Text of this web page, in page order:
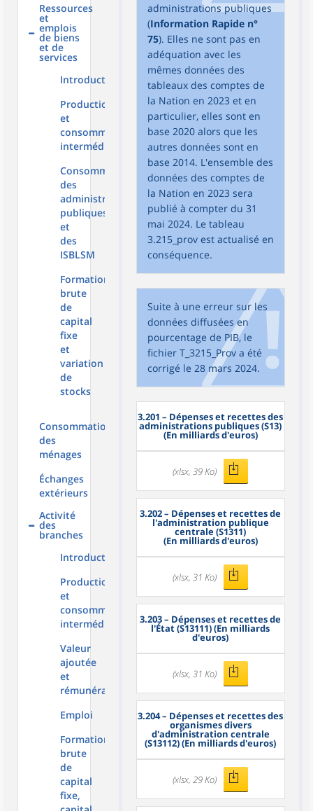
Ressources
et
emplois
de biens
et de
services
Introduction
Production
et
consommation
intermédiaire
Consommation
des
administrations
publiques
et
des
ISBLSM
Formation
brute
de
capital
fixe
et
variation
de
stocks
Consommation
des
ménages
Échanges
extérieurs
Activité
des
branches
Introduction
Production
et
consommation
intermédiaire
Valeur
ajoutée
et
rémunération
Emploi
Formation
brute
de
capital
fixe,
administrations publiques
(Information Rapide n°
75). Elles ne sont pas en
adéquation avec les
mêmes données des
tableaux des comptes de
la Nation en 2023 et en
particulier, elles sont en
base 2020 alors que les
autres données sont en
base 2014. L'ensemble des
données des comptes de
la Nation en 2023 sera
publié à compter du 31
mai 2024. Le tableau
3.215_prov est actualisé en
conséquence.
Suite à une erreur sur les
données diffusées en
pourcentage de PIB, le
fichier T_3215_Prov a été
corrigé le 28 mars 2024.
3.201 – Dépenses et recettes des
administrations publiques (S13)
(En milliards d'euros)
(xlsx, 39 Ko)
3.202– Dépenses et recettes de
l'administration publique
centrale (S1311)
(En milliards d'euros)
(xlsx, 31 Ko)
3.203– Dépenses et recettes de
l'État (S13111) (En milliards
d'euros)
(xlsx, 31 Ko)
3.204– Dépenses et recettes des
organismes divers
d'administration centrale
(S13112) (En milliards d'euros)
(xlsx, 29 Ko)